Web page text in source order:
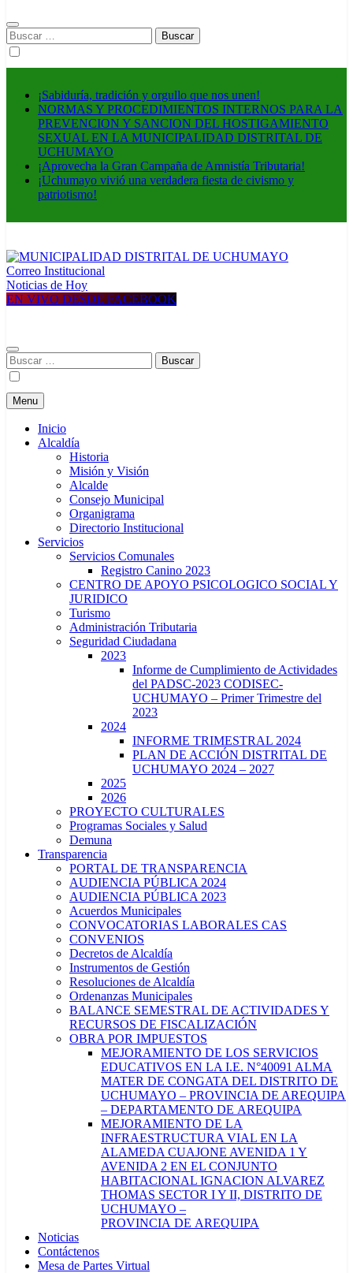
Buscar:
¡Sabiduría, tradición y orgullo que nos unen!
NORMAS Y PROCEDIMIENTOS INTERNOS PARA LA
PREVENCION Y SANCION DEL HOSTIGAMIENTO
SEXUAL EN LA MUNICIPALIDAD DISTRITAL DE
UCHUMAYO
¡Aprovecha la Gran Campaña de Amnistía Tributaria!
¡Uchumayo vivió una verdadera fiesta de civismo y
patriotismo!
MUNICIPALIDAD DISTRITAL DE UCHUMAYO
Construyendo una nueva Historia
Correo Institucional
Noticias de Hoy
EN VIVO DESDE FACEBOOK
Buscar:
Menu
Inicio
Alcaldía
Historia
Misión y Visión
Alcalde
Consejo Municipal
Organigrama
Directorio Institucional
Servicios
Servicios Comunales
Registro Canino 2023
CENTRO DE APOYO PSICOLOGICO SOCIAL Y
JURIDICO
Turismo
Administración Tributaria
Seguridad Ciudadana
2023
Informe de Cumplimiento de Actividades
del PADSC-2023 CODISEC-
UCHUMAYO – Primer Trimestre del
2023
2024
INFORME TRIMESTRAL 2024
PLAN DE ACCIÓN DISTRITAL DE
UCHUMAYO 2024 – 2027
2025
2026
PROYECTO CULTURALES
Programas Sociales y Salud
Demuna
Transparencia
PORTAL DE TRANSPARENCIA
AUDIENCIA PÚBLICA 2024
AUDIENCIA PÚBLICA 2023
Acuerdos Municipales
CONVOCATORIAS LABORALES CAS
CONVENIOS
Decretos de Alcaldía
Instrumentos de Gestión
Resoluciones de Alcaldía
Ordenanzas Municipales
BALANCE SEMESTRAL DE ACTIVIDADES Y
RECURSOS DE FISCALIZACIÓN
OBRA POR IMPUESTOS
MEJORAMIENTO DE LOS SERVICIOS
EDUCATIVOS EN LA I.E. N°40091 ALMA
MATER DE CONGATA DEL DISTRITO DE
UCHUMAYO – PROVINCIA DE AREQUIPA
– DEPARTAMENTO DE AREQUIPA
MEJORAMIENTO DE LA
INFRAESTRUCTURA VIAL EN LA
ALAMEDA CUAJONE AVENIDA 1 Y
AVENIDA 2 EN EL CONJUNTO
HABITACIONAL IGNACION ALVAREZ
THOMAS SECTOR I Y II, DISTRITO DE
UCHUMAYO –
PROVINCIA DE AREQUIPA
Noticias
Contáctenos
Mesa de Partes Virtual